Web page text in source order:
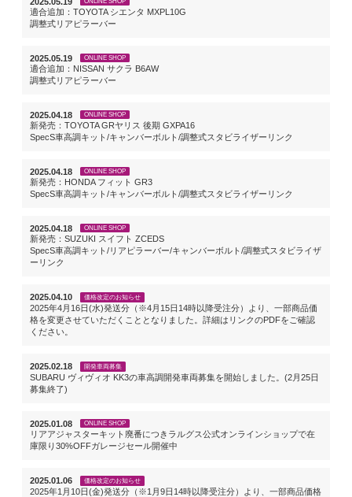
適合追加：TOYOTA シエンタ MXPL10G
調整式リアピラーバー
2025.05.19 ONLINE SHOP
適合追加：NISSAN サクラ B6AW
調整式リアピラーバー
2025.04.18 ONLINE SHOP
新発売：TOYOTA GRヤリス 後期 GXPA16
SpecS車高調キット/キャンバーボルト/調整式スタビライザーリンク
2025.04.18 ONLINE SHOP
新発売：HONDA フィット GR3
SpecS車高調キット/キャンバーボルト/調整式スタビライザーリンク
2025.04.18 ONLINE SHOP
新発売：SUZUKI スイフト ZCEDS
SpecS車高調キット/リアピラーバー/キャンバーボルト/調整式スタビライザ
ーリンク
2025.04.10 価格改定のお知らせ
2025年4月16日(水)発送分（※4月15日14時以降受注分）より、一部商品価
格を変更させていただくこととなりました。詳細はリンクのPDFをご確認
ください。
2025.02.18 開発車両募集
SUBARU ヴィヴィオ KK3の車高調開発車両募集を開始しました。(2月25日
募集終了)
2025.01.08 ONLINE SHOP
リアアジャスターキット廃番につきラルグス公式オンラインショップで在
庫限り30%OFFガレージセール開催中
2025.01.06 価格改定のお知らせ
2025年1月10日(金)発送分（※1月9日14時以降受注分）より、一部商品価格